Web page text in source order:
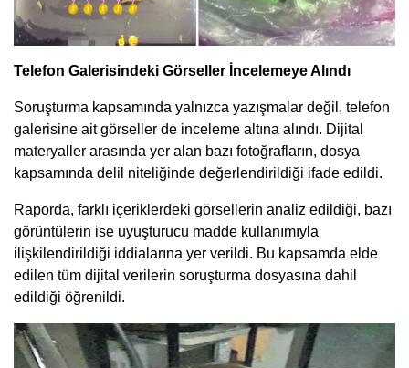
Telefon Galerisindeki Görseller İncelemeye Alındı
Soruşturma kapsamında yalnızca yazışmalar değil, telefon
galerisine ait görseller de inceleme altına alındı. Dijital
materyaller arasında yer alan bazı fotoğrafların, dosya
kapsamında delil niteliğinde değerlendirildiği ifade edildi.
Raporda, farklı içeriklerdeki görsellerin analiz edildiği, bazı
görüntülerin ise uyuşturucu madde kullanımıyla
ilişkilendirildiği iddialarına yer verildi. Bu kapsamda elde
edilen tüm dijital verilerin soruşturma dosyasına dahil
edildiği öğrenildi.